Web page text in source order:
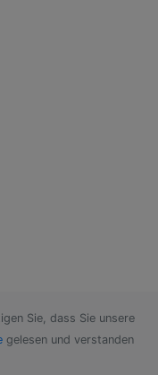
Sie, dass Sie unsere
gelesen und verstanden